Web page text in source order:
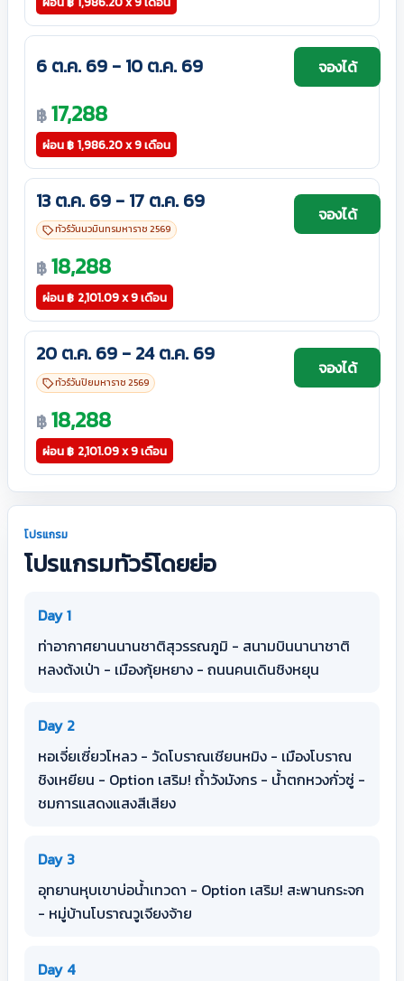
6 ต.ค. 69 - 10 ต.ค. 69
฿17,288
ผ่อน฿ 1,986.20 x 9 เดือน
จองได้
13 ต.ค. 69 - 17 ต.ค. 69
ทัวร์วันนวมินทรมหาราช 2569
฿18,288
ผ่อน฿ 2,101.09 x 9 เดือน
จองได้
20 ต.ค. 69 - 24 ต.ค. 69
ทัวร์วันปิยมหาราช 2569
฿18,288
ผ่อน฿ 2,101.09 x 9 เดือน
จองได้
โปรแกรม
โปรแกรมทัวร์โดยย่อ
Day 1
ท่าอากาศยานนานชาติสุวรรณภูมิ - สนามบินนานาชาติ
หลงต้งเป่า - เมืองกุ้ยหยาง - ถนนคนเดินชิงหยุน
Day 2
หอเจี่ยเซี่ยวโหลว - วัดโบราณเชียนหมิง - เมืองโบราณ
ชิงเหยียน - Option เสริม! ถ้ำวังมังกร - น้ำตกหวงกั่วซู่ -
ชมการแสดงแสงสีเสียง
Day 3
อุทยานหุบเขาบ่อน้ำเทวดา - Option เสริม! สะพานกระจก
- หมู่บ้านโบราณวูเจียงจ้าย
Day 4